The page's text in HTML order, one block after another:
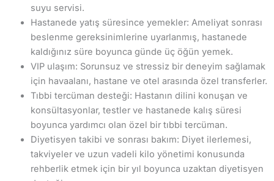
suyu servisi.
Hastanede yatış süresince yemekler: Ameliyat sonrası
beslenme gereksinimlerine uyarlanmış, hastanede
kaldığınız süre boyunca günde üç öğün yemek.
VIP ulaşım: Sorunsuz ve stressiz bir deneyim sağlamak
için havaalanı, hastane ve otel arasında özel transferler.
Tıbbi tercüman desteği: Hastanın dilini konuşan ve
konsültasyonlar, testler ve hastanede kalış süresi
boyunca yardımcı olan özel bir tıbbi tercüman.
Diyetisyen takibi ve sonrası bakım: Diyet ilerlemesi,
takviyeler ve uzun vadeli kilo yönetimi konusunda
rehberlik etmek için bir yıl boyunca uzaktan diyetisyen